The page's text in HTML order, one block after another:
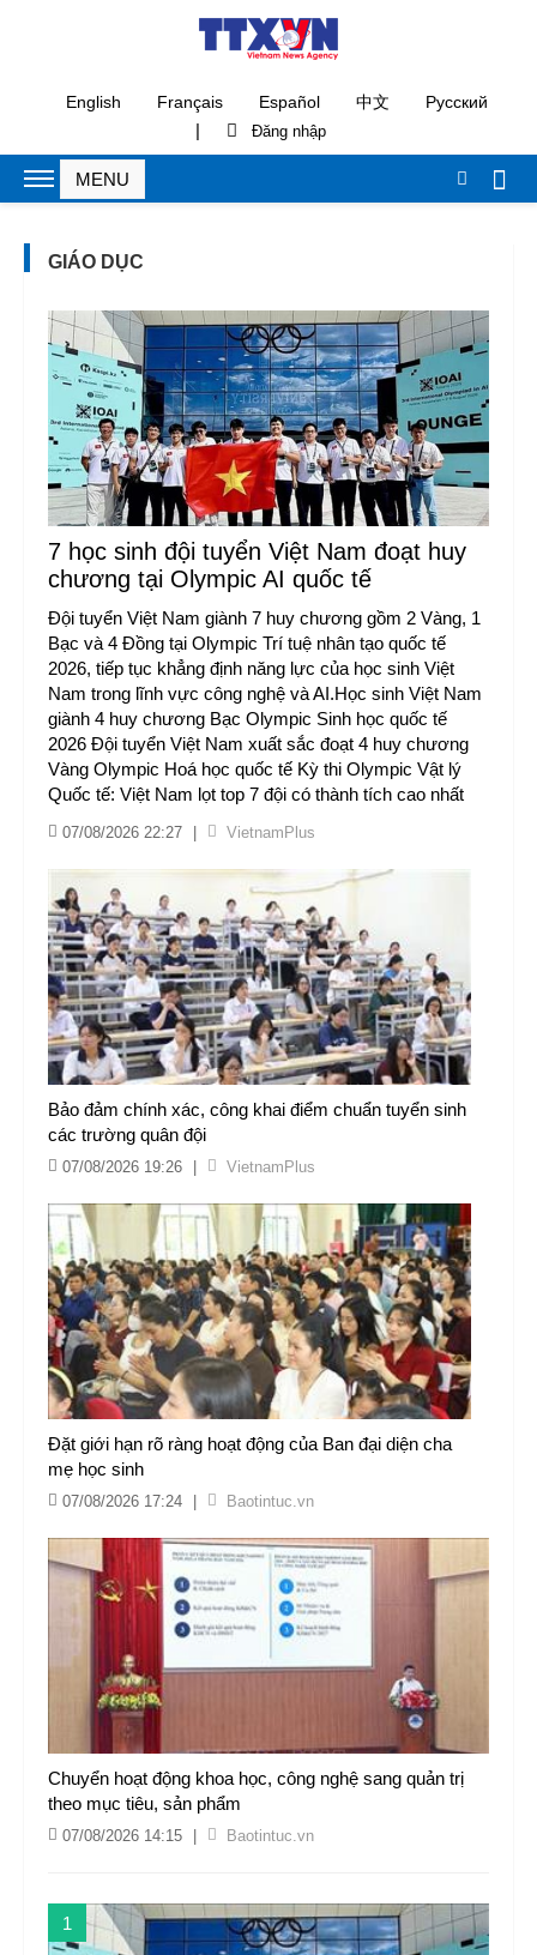
English Français Español 中文 Русский
|
GIÁO DỤC
7 học sinh đội tuyển Việt Nam đoạt huy
chương tại Olympic AI quốc tế
Đội tuyển Việt Nam giành 7 huy chương gồm 2 Vàng, 1
Bạc và 4 Đồng tại Olympic Trí tuệ nhân tạo quốc tế
2026, tiếp tục khẳng định năng lực của học sinh Việt
Nam trong lĩnh vực công nghệ và AI.Học sinh Việt Nam
giành 4 huy chương Bạc Olympic Sinh học quốc tế
2026 Đội tuyển Việt Nam xuất sắc đoạt 4 huy chương
Vàng Olympic Hoá học quốc tế Kỳ thi Olympic Vật lý
Quốc tế: Việt Nam lọt top 7 đội có thành tích cao nhất
07/08/2026 22:27 VietnamPlus
Bảo đảm chính xác, công khai điểm chuẩn tuyển sinh
các trường quân đội
07/08/2026 19:26 VietnamPlus
Đặt giới hạn rõ ràng hoạt động của Ban đại diện cha
mẹ học sinh
07/08/2026 17:24 Baotintuc.vn
Chuyển hoạt động khoa học, công nghệ sang quản trị
theo mục tiêu, sản phẩm
07/08/2026 14:15 Baotintuc.vn
1